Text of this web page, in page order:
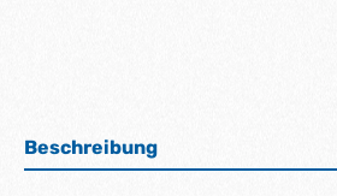
Beschreibung